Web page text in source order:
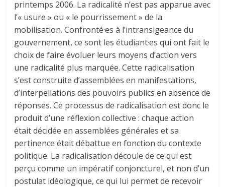
printemps 2006. La radicalité n’est pas apparue avec
l’« usure » ou « le pourrissement » de la
mobilisation. Confronté·es à l’intransigeance du
gouvernement, ce sont les étudiant·es qui ont fait le
choix de faire évoluer leurs moyens d’action vers
une radicalité plus marquée. Cette radicalisation
s’est construite d’assemblées en manifestations,
d’interpellations des pouvoirs publics en absence de
réponses. Ce processus de radicalisation est donc le
produit d’une réflexion collective : chaque action
était décidée en assemblées générales et sa
pertinence était débattue en fonction du contexte
politique. La radicalisation découle de ce qui est
perçu comme un impératif conjoncturel, et non d’un
postulat idéologique, ce qui lui permet de recevoir